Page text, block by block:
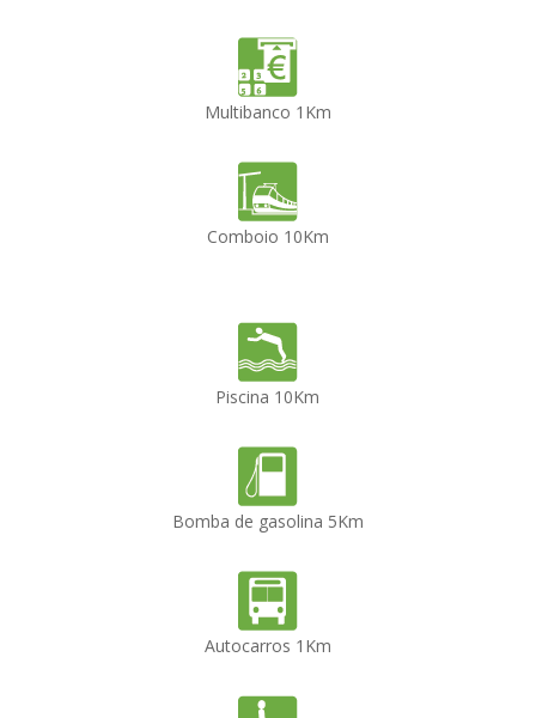
Multibanco 1Km
Comboio 10Km
Piscina 10Km
Bomba de gasolina 5Km
Autocarros 1Km